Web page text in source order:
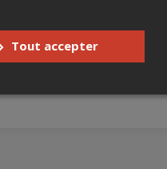
Tout accepter